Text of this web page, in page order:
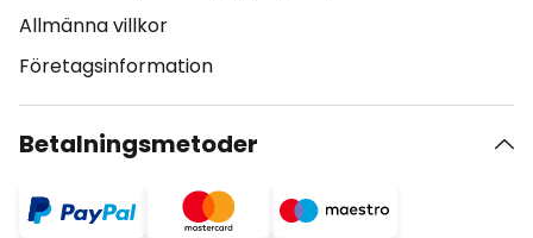
Allmänna villkor
Företagsinformation
Betalningsmetoder